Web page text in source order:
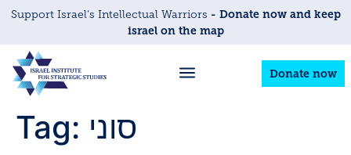
Support Israel’s Intellectual Warriors - Donate now and keep
israel on the map
Donate now
Tag: סוני